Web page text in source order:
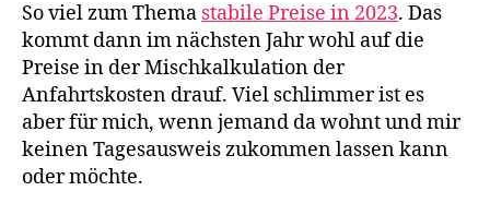
So viel zum Thema stabile Preise in 2023. Das
kommt dann im nächsten Jahr wohl auf die
Preise in der Mischkalkulation der
Anfahrtskosten drauf. Viel schlimmer ist es
aber für mich, wenn jemand da wohnt und mir
keinen Tagesausweis zukommen lassen kann
oder möchte.